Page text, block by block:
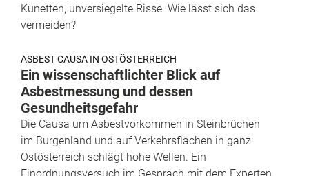
Künetten, unversiegelte Risse. Wie lässt sich das
vermeiden?
ASBEST CAUSA IN OSTÖSTERREICH
Ein wissenschaftlichter Blick auf
Asbestmessung und dessen
Gesundheitsgefahr
Die Causa um Asbestvorkommen in Steinbrüchen
im Burgenland und auf Verkehrsflächen in ganz
Ostösterreich schlägt hohe Wellen. Ein